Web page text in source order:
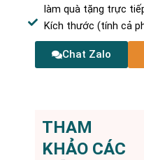
làm quà tặng trực
Kích thước (tính cả
Chat Zalo
THAM
KHẢO CÁC